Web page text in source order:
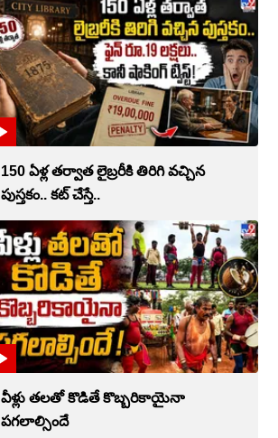
150 ఏళ్ల తర్వాత లైబ్రరీకి తిరిగి వచ్చిన
పుస్తకం.. కట్ చేస్తే..
వీళ్లు తలతో కొడితే కొబ్బరికాయైనా
పగలాల్సిందే